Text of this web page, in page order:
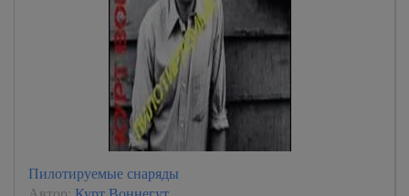
Пилотируемые снаряды